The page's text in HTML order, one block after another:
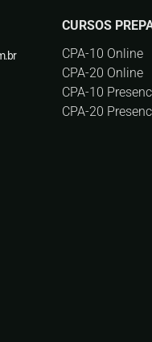
CURSOS
CPA-10 Online
CPA-20 Online
CPA-10
CPA-20